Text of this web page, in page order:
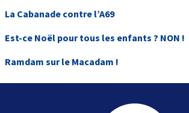
La Cabanade contre l’A69
Est-ce Noël pour tous les enfants ? NON !
Ramdam sur le Macadam !